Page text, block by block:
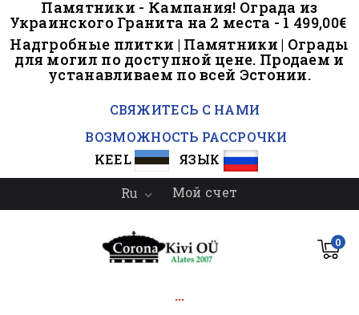
Памятники - Кампания! Ограда из
Украинского Гранита на 2 места - 1 499,00€
Надгробные плитки | Памятники | Ограды
для могил по доступной цене. Продаем и
устанавливаем по всей Эстонии.
СВЯЖИТЕСЬ С НАМИ
ВОЗМОЖНОСТЬ РАССРОЧКИ
KEEL
ЯЗЫК
Мой счет
Ru 
0
...